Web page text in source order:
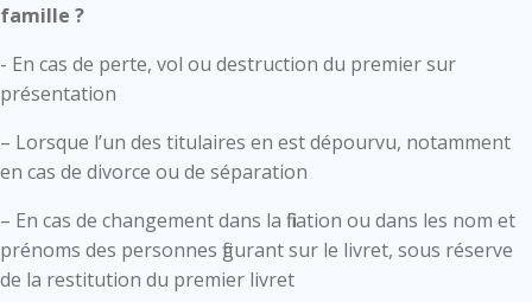
famille ?
- En cas de perte, vol ou destruction du premier sur
présentation
– Lorsque l’un des titulaires en est dépourvu, notamment
en cas de divorce ou de séparation
– En cas de changement dans la filiation ou dans les nom et
prénoms des personnes figurant sur le livret, sous réserve
de la restitution du premier livret